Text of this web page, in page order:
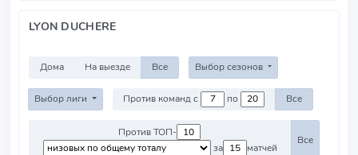
LYON DUCHERE
Дома На выезде Все Выбор сезонов
Выбор лиги Против команд с по Все
Против ТОП-
за
матчей
Все